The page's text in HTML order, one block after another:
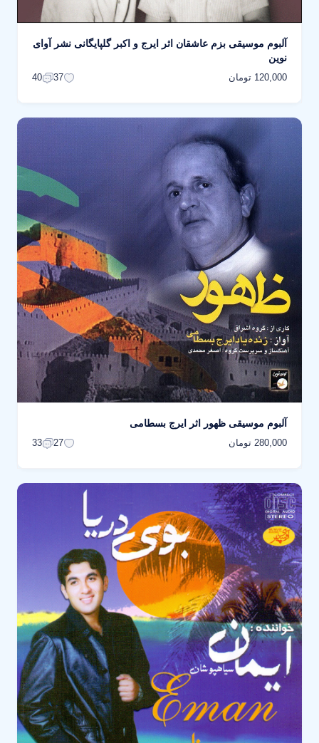
آلبوم موسیقی بزم عاشقان اثر ایرج و اکبر گلپایگانی نشر آوای
نوین
120,000 تومان 37
40
آلبوم موسیقی ظهور اثر ایرج بسطامی
280,000 تومان 27
33